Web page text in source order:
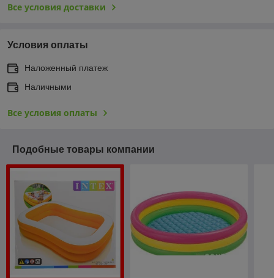
Все условия доставки
Условия оплаты
Наложенный платеж
Наличными
Все условия оплаты
Подобные товары компании